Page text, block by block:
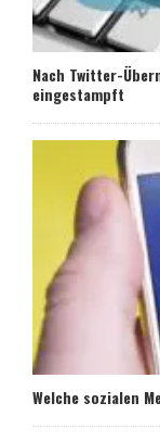
Nach Twitter-
eingestampft
Welche sozialen